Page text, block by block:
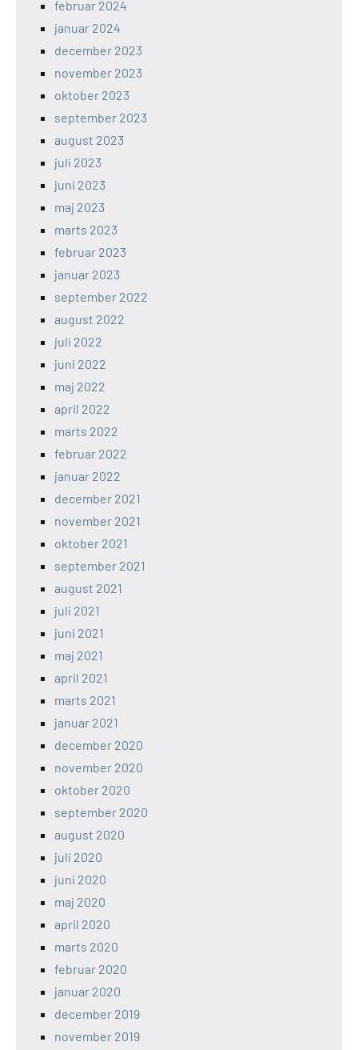
februar 2024
januar 2024
december 2023
november 2023
oktober 2023
september 2023
august 2023
juli 2023
juni 2023
maj 2023
marts 2023
februar 2023
januar 2023
september 2022
august 2022
juli 2022
juni 2022
maj 2022
april 2022
marts 2022
februar 2022
januar 2022
december 2021
november 2021
oktober 2021
september 2021
august 2021
juli 2021
juni 2021
maj 2021
april 2021
marts 2021
januar 2021
december 2020
november 2020
oktober 2020
september 2020
august 2020
juli 2020
juni 2020
maj 2020
april 2020
marts 2020
februar 2020
januar 2020
december 2019
november 2019